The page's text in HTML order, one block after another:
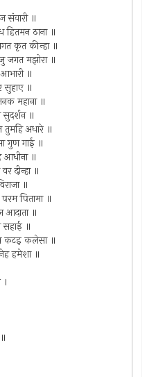
संवारी ॥
हितमन ठाना ॥
कृत कीन्हा ॥
जगत मझोरा ॥
॥
सुहाए ॥
महाना ॥
सुदर्शन ॥
अधारे ॥
गुण गाई ॥
आधीना ॥
दीन्हा ॥
॥
पितामा ॥
आदाता ॥
सहाई ॥
कटइ कलेसा ॥
हमेशा ॥